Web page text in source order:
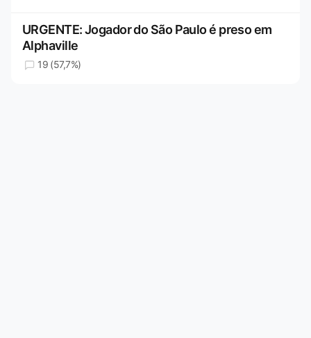
URGENTE: Jogador do São Paulo é preso em
Alphaville
19 (57,7%)